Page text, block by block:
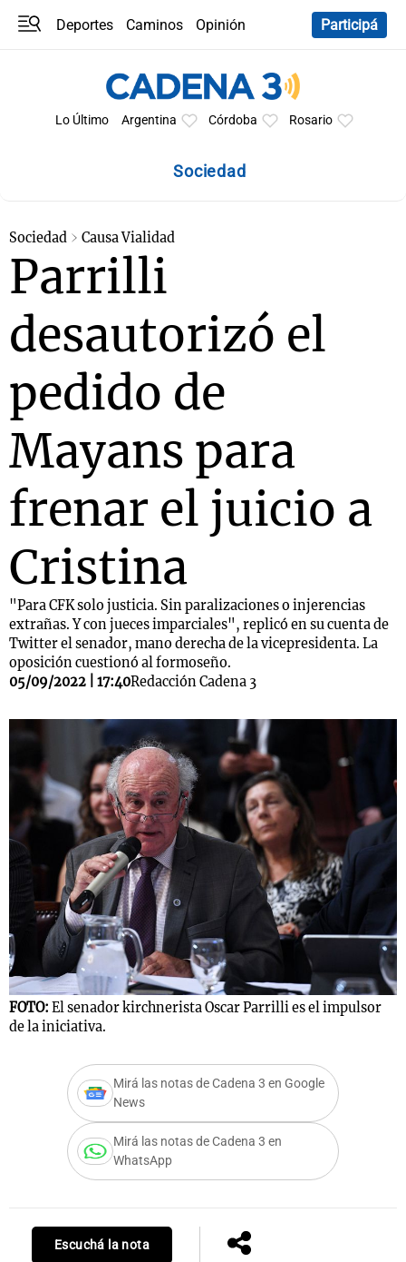
Deportes Caminos
Opinión
Participá
Lo Último Argentina Córdoba Rosario
Sociedad
Sociedad Causa Vialidad
Parrilli
desautorizó el
pedido de
Mayans para
frenar el juicio a
Cristina
"Para CFK solo justicia. Sin paralizaciones o injerencias
extrañas. Y con jueces imparciales", replicó en su cuenta de
Twitter el senador, mano derecha de la vicepresidenta. La
oposición cuestionó al formoseño.
05/09/2022 | 17:40Redacción Cadena 3
FOTO: El senador kirchnerista Oscar Parrilli es el impulsor
de la iniciativa.
Mirá las notas de Cadena 3 en Google
News
Mirá las notas de Cadena 3 en
WhatsApp
Escuchá la nota
Notas
Mundial 2026
Notas
La Sole en
Cadena 3